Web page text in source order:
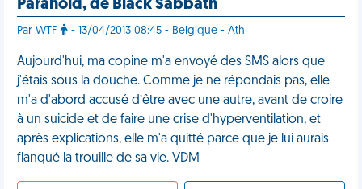
Paranoid, de Black Sabbath
Par WTF - 13/04/2013 08:45 - Belgique - Ath
Aujourd'hui, ma copine m'a envoyé des SMS alors que
j'étais sous la douche. Comme je ne répondais pas, elle
m'a d'abord accusé d’être avec une autre, avant de croire
à un suicide et de faire une crise d'hyperventilation, et
après explications, elle m'a quitté parce que je lui aurais
flanqué la trouille de sa vie. VDM